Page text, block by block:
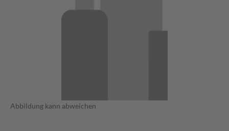
Abbildung kann abweichen